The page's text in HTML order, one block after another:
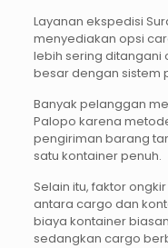
Layanan ekspedisi
menyediakan opsi
lebih sering ditangani
besar dengan sistem
Banyak pelanggan
Palopo karena
pengiriman barang
satu kontainer penuh.
Selain itu, faktor
antara cargo dan
biaya kontainer
sedangkan cargo